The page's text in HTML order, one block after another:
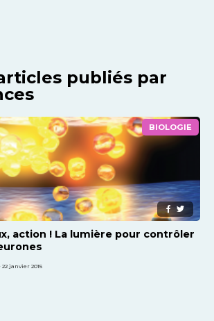
publiés par
BIOLOGIE
action ! La lumière pour contrôler
janvier 2015